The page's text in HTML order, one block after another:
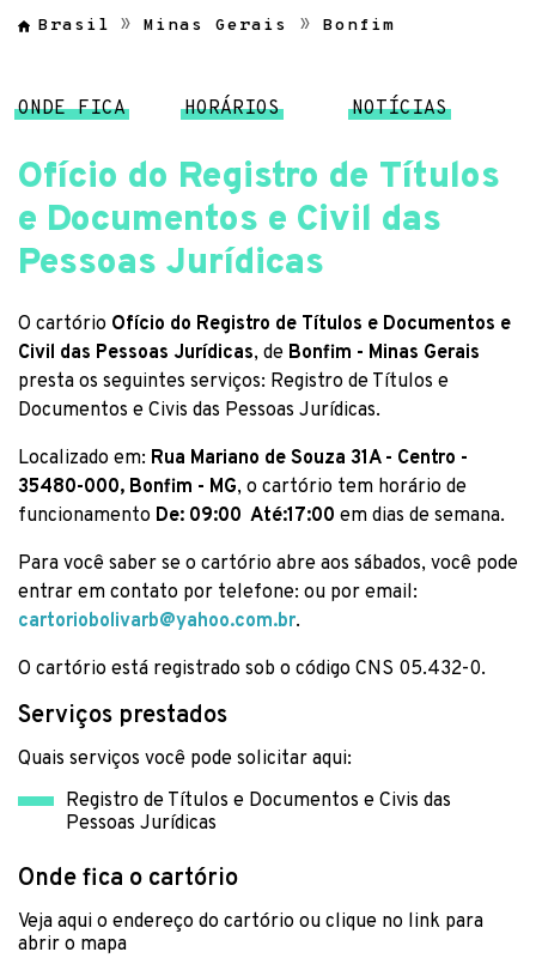
Brasil Minas Gerais Bonfim
ONDE FICA HORÁRIOS NOTÍCIAS
Ofício do Registro de Títulos
e Documentos e Civil das
Pessoas Jurídicas
O cartório Ofício do Registro de Títulos e Documentos e
Civil das Pessoas Jurídicas, de Bonfim - Minas Gerais
presta os seguintes serviços: Registro de Títulos e
Documentos e Civis das Pessoas Jurídicas.
Localizado em: Rua Mariano de Souza 31A - Centro -
35480-000, Bonfim - MG, o cartório tem horário de
funcionamento De: 09:00 Até:17:00 em dias de semana.
Para você saber se o cartório abre aos sábados, você pode
entrar em contato por telefone: ou por email:
cartoriobolivarb@yahoo.com.br.
O cartório está registrado sob o código CNS 05.432-0.
Serviços prestados
Quais serviços você pode solicitar aqui:
Registro de Títulos e Documentos e Civis das
Pessoas Jurídicas
Onde fica o cartório
Veja aqui o endereço do cartório ou clique no link para
abrir o mapa